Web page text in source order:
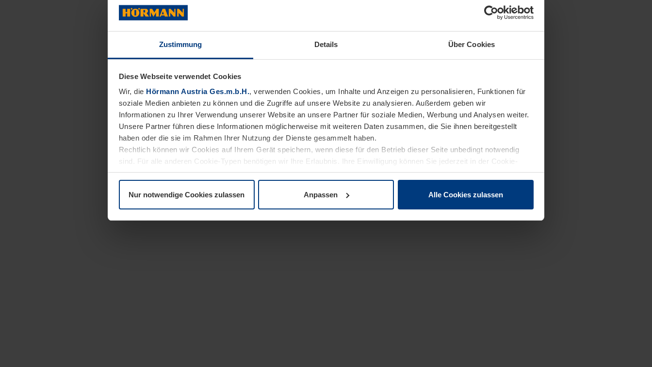
Zustimmung Details Über Cookies
Diese Webseite verwendet Cookies
Wir, die Hörmann Austria Ges.m.b.H., verwenden Cookies, um Inhalte und Anzeigen zu personalisieren, Funktionen für
soziale Medien anbieten zu können und die Zugriffe auf unsere Website zu analysieren. Außerdem geben wir
Informationen zu Ihrer Verwendung unserer Website an unsere Partner für soziale Medien, Werbung und Analysen weiter.
Unsere Partner führen diese Informationen möglicherweise mit weiteren Daten zusammen, die Sie ihnen bereitgestellt
haben oder die sie im Rahmen Ihrer Nutzung der Dienste gesammelt haben.
Rechtlich können wir Cookies auf Ihrem Gerät speichern, wenn diese für den Betrieb dieser Seite unbedingt notwendig
sind. Für alle anderen Cookie-Typen benötigen wir Ihre Erlaubnis. Ihre Einwilligung können Sie jederzeit in der Cookie-
Erläuterung auf der SeiteDatenschutzerklärungunserer Website ändern oder widerrufen.
Nur notwendige Cookies zulassen Anpassen Alle Cookies zulassen